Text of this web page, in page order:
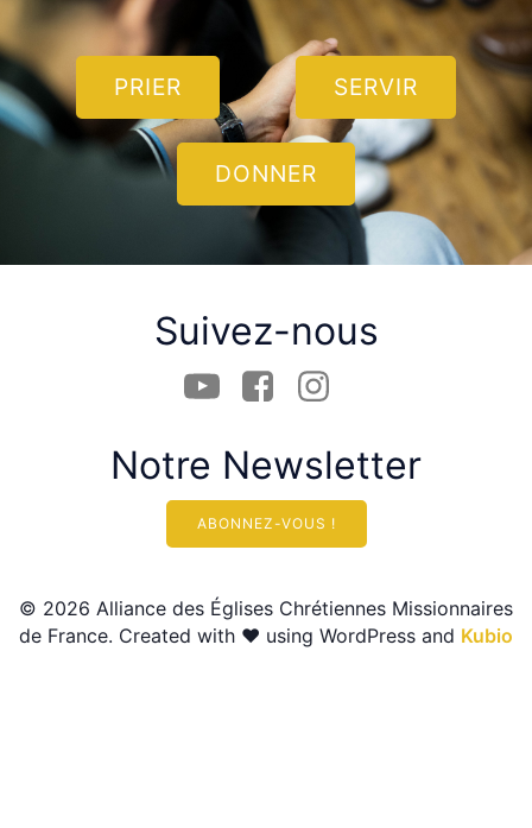
PRIER SERVIR
DONNER
Suivez-nous
Notre Newsletter
ABONNEZ-VOUS !
© 2026 Alliance des Églises Chrétiennes Missionnaires
de France. Created with ❤ using WordPress and Kubio